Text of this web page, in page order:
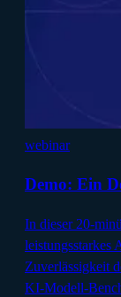
webinar
Demo: Ein
In dieser 20-
leistungsstarkes
Zuverlässigkeit
KI-Modell-